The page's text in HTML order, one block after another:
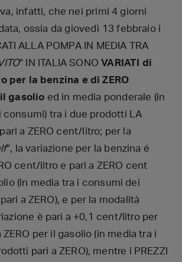
infatti, che nei primi 4 giorni
ossia da giovedì 13 febbraio i
ALLA POMPA IN MEDIA TRA
” IN ITALIA SONOVARIATI di
per la benzina e di ZERO
gasolio ed in media ponderale (in
tra i due prodotti LA
pari a ZERO cent/litro; per la
”, la variazione per la benzina é
cent/litro e pari a ZERO cent
(in media tra i consumi dei
a ZERO), e per la modalità
è pari a +0,1 cent/litro per
ZERO per il gasolio (in media tra i
pari a ZERO), mentre i PREZZI